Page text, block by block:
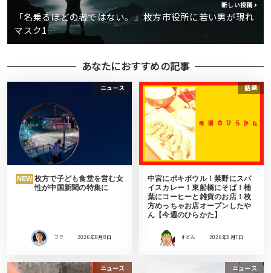
新しい投稿
「名乗るほどの者ではない。」枚方市役所に若い男が現れ
マスク1…
あなたにおすすめの記事
ニュース
NEW 枚方で子ども食堂を営む女
性が中国新聞の特集に
フク 2026年8月8日
話題
中宮にポキボウル！禁野にスパ
イスカレー！東船橋にそば！楠
葉にコーヒーと雑貨のお店！枚
方めっちゃお店オープンしたや
ん【今週のひらかた】
すどん 2026年8月7日
ニュース ニュース